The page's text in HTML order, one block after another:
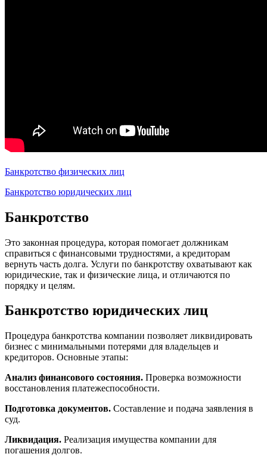
Банкротство физических лиц
Банкротство юридических лиц
Банкротство
Это законная процедура, которая помогает должникам
справиться с финансовыми трудностями, а кредиторам
вернуть часть долга. Услуги по банкротству охватывают как
юридические, так и физические лица, и отличаются по
порядку и целям.
Банкротство юридических лиц
Процедура банкротства компании позволяет ликвидировать
бизнес с минимальными потерями для владельцев и
кредиторов. Основные этапы:
Анализ финансового состояния. Проверка возможности
восстановления платежеспособности.
Подготовка документов. Составление и подача заявления в
суд.
Ликвидация. Реализация имущества компании для
погашения долгов.